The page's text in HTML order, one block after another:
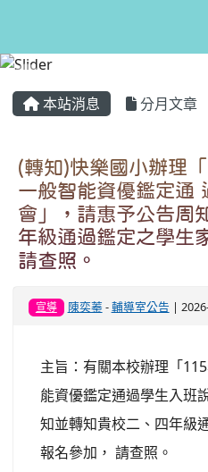
本站消息 分月文章
(轉知)快樂國小辦理
一般智能資優鑑定通
會」，請惠予公告周
年級通過鑑定之學生
請查照。
宣導 陳奕蓁-輔導室公告 |
主旨：有關本校辦理「
能資優鑑定通過學生入班
知並轉知貴校二、四年級
報名參加， 請查照。